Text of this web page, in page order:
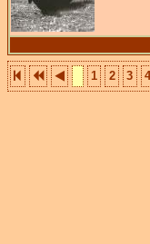
1 2 3 4